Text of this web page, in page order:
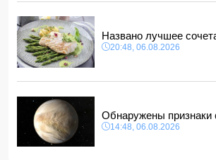
Названо лучшее
20:48, 06.08.2026
Обнаружены признаки
14:48, 06.08.2026